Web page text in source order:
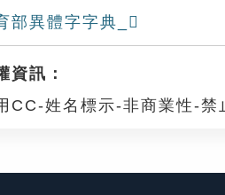
部異體字字典_𧲲
資訊：
CC-姓名標示-非商業性-禁